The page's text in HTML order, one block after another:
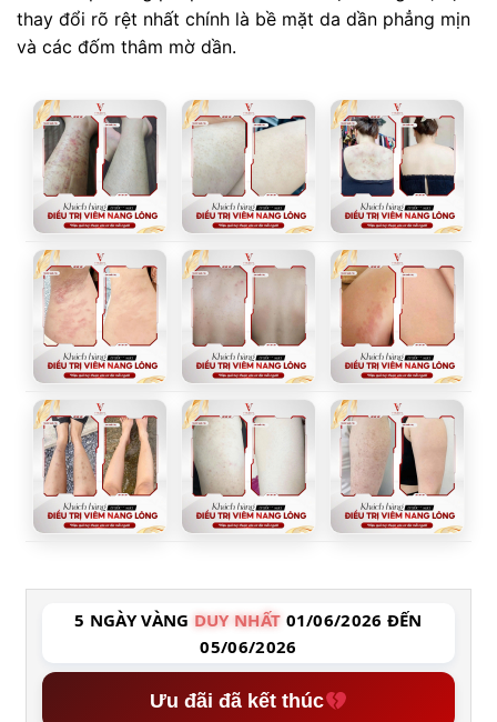
thay đổi rõ rệt nhất chính là bề mặt da dần phẳng mịn
và các đốm thâm mờ dần.
5 NGÀY VÀNG DUY NHẤT 01/06/2026 ĐẾN
05/06/2026
Ưu đãi đã kết thúc